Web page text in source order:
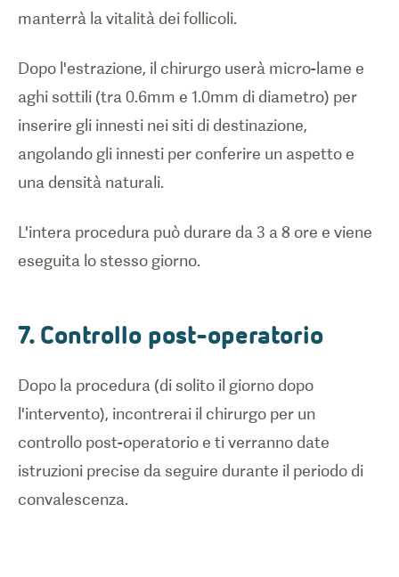
manterrà la vitalità dei follicoli.
Dopo l'estrazione, il chirurgo userà micro-lame e
aghi sottili (tra 0.6mm e 1.0mm di diametro) per
inserire gli innesti nei siti di destinazione,
angolando gli innesti per conferire un aspetto e
una densità naturali.
L'intera procedura può durare da 3 a 8 ore e viene
eseguita lo stesso giorno.
7. Controllo post-operatorio
Dopo la procedura (di solito il giorno dopo
l'intervento), incontrerai il chirurgo per un
controllo post-operatorio e ti verranno date
istruzioni precise da seguire durante il periodo di
convalescenza.